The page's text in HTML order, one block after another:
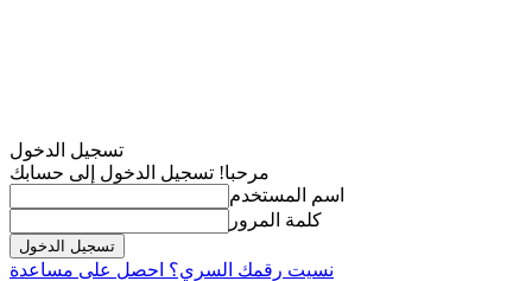
تسجيل الدخول
مرحبا! تسجيل الدخول إلى حسابك
اسم المستخدم
كلمة المرور
نسيت رقمك السري؟ احصل على مساعدة